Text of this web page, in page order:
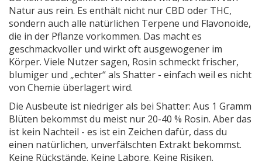
Natur aus rein. Es enthält nicht nur CBD oder THC,
sondern auch alle natürlichen Terpene und Flavonoide,
die in der Pflanze vorkommen. Das macht es
geschmackvoller und wirkt oft ausgewogener im
Körper. Viele Nutzer sagen, Rosin schmeckt frischer,
blumiger und „echter“ als Shatter - einfach weil es nicht
von Chemie überlagert wird.
Die Ausbeute ist niedriger als bei Shatter: Aus 1 Gramm
Blüten bekommst du meist nur 20-40 % Rosin. Aber das
ist kein Nachteil - es ist ein Zeichen dafür, dass du
einen natürlichen, unverfälschten Extrakt bekommst.
Keine Rückstände. Keine Labore. Keine Risiken.